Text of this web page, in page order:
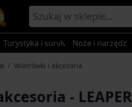
Turystyka i survival Noże i narzędzia
/ Wiatrówki i akcesoria
-